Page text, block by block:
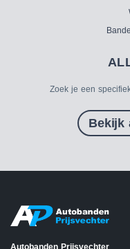
Zoek je een
Bekijk
Autobanden Prijsvechter